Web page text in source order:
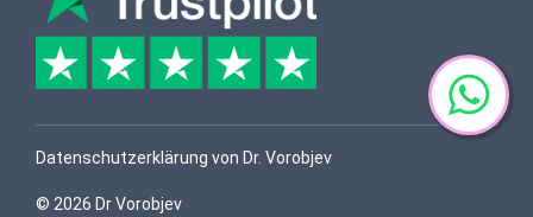
Datenschutzerklärung von Dr. Vorobjev
© 2026 Dr Vorobjev